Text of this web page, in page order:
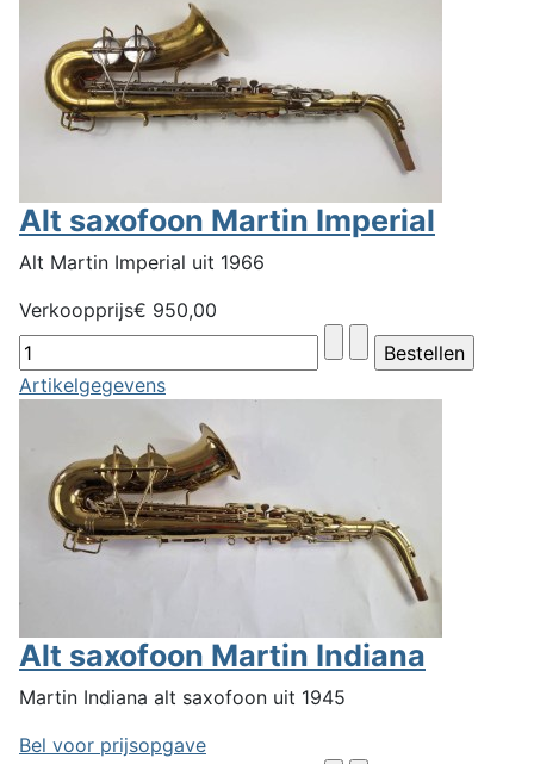
Alt saxofoon Martin Imperial
Alt Martin Imperial uit 1966
Verkoopprijs€ 950,00
Artikelgegevens
Alt saxofoon Martin Indiana
Martin Indiana alt saxofoon uit 1945
Bel voor prijsopgave